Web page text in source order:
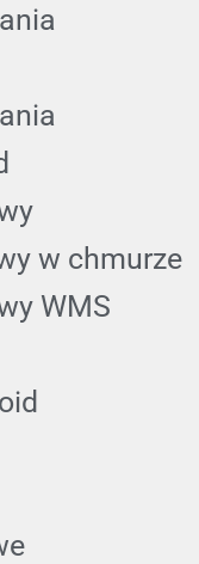
w chmurze
WMS